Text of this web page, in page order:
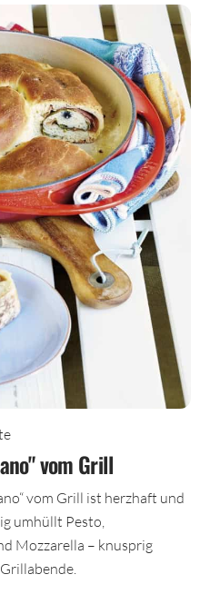
vom Grill
vom Grill ist herzhaft und
umhüllt Pesto,
Mozzarella – knusprig